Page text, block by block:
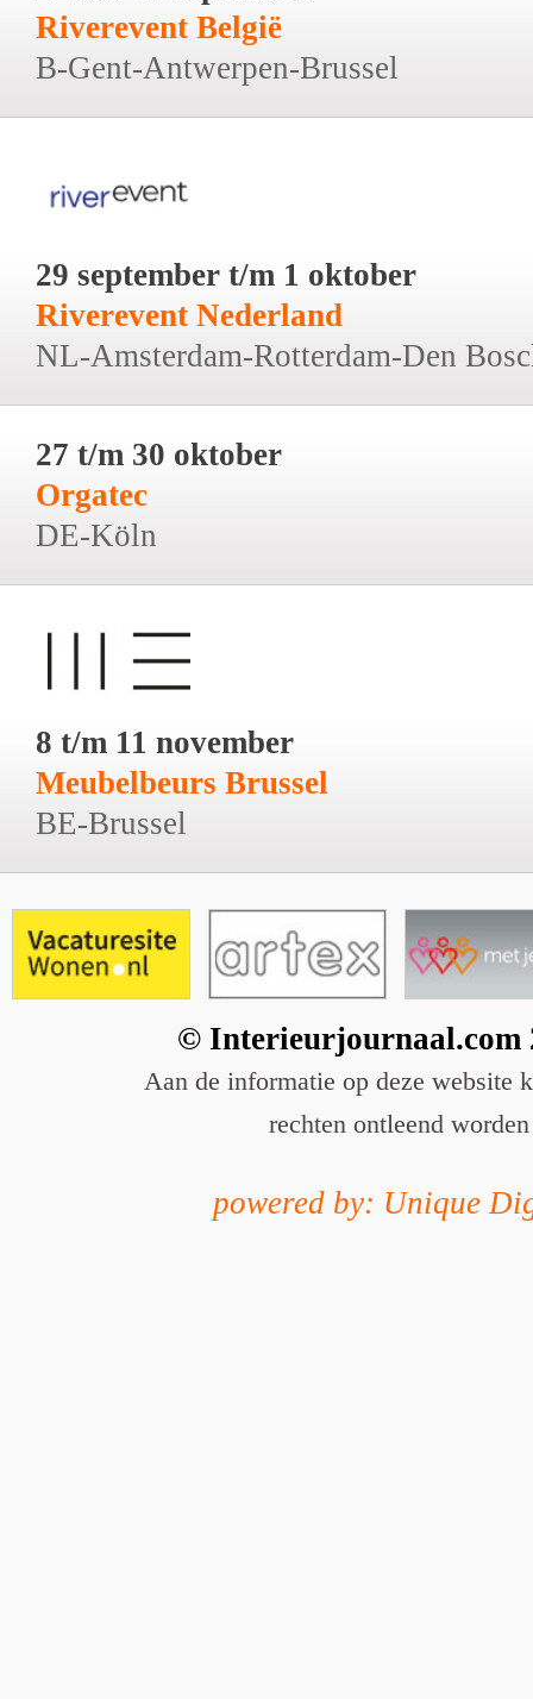
Riverevent België
B-Gent-Antwerpen-Brussel
29 september t/m 1 oktober
Riverevent Nederland
NL-Amsterdam-Rotterdam-Den
27 t/m 30 oktober
Orgatec
DE-Köln
8 t/m 11 november
Meubelbeurs Brussel
BE-Brussel
© Interieurjournaal.com
Aan de informatie op deze website
rechten ontleend worden
powered by: Unique